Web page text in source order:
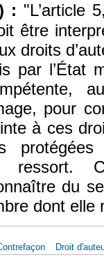
: "L’article
être
droits
par l’État
pour
à ces
ressort.
du
dont elle
Droit